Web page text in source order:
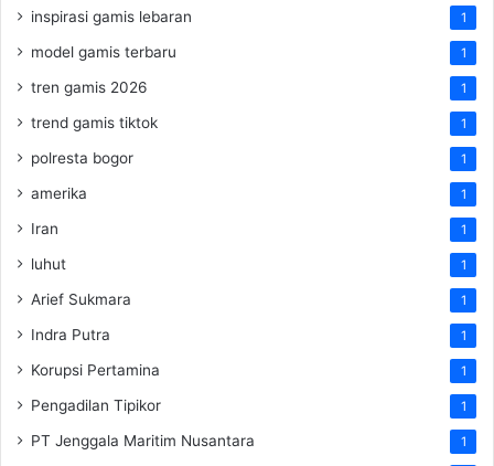
inspirasi gamis lebaran 1
model gamis terbaru 1
tren gamis 2026 1
trend gamis tiktok 1
polresta bogor 1
amerika 1
Iran 1
luhut 1
Arief Sukmara 1
Indra Putra 1
Korupsi Pertamina 1
Pengadilan Tipikor 1
PT Jenggala Maritim Nusantara 1